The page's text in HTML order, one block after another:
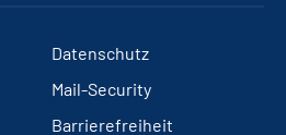
Datenschutz
Mail-Security
Barrierefreiheit